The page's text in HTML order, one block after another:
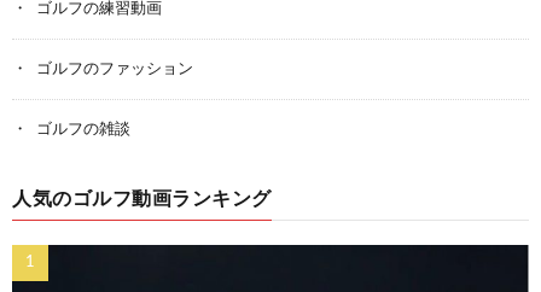
ゴルフの練習動画
ゴルフのファッション
ゴルフの雑談
人気のゴルフ動画ランキング